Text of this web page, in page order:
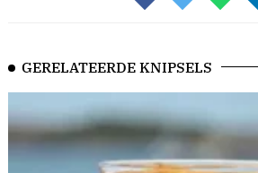
GERELATEERDE KNIPSELS